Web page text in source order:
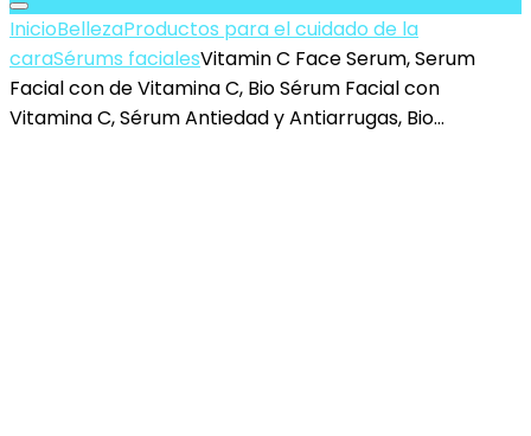
InicioBellezaProductos para el cuidado de la
caraSérums facialesVitamin C Face Serum, Serum
Facial con de Vitamina C, Bio Sérum Facial con
Vitamina C, Sérum Antiedad y Antiarrugas, Bio…